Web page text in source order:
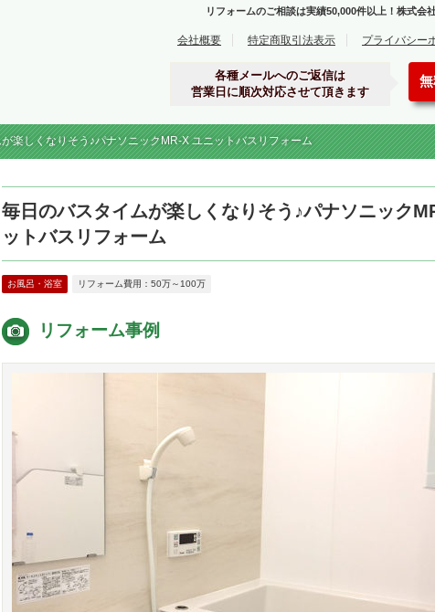
リフォームのご相談は実績50,000件以上！株式会
会社概要 特定商取引法表示 プライバシー
各種メールへのご返信は
営業日に順次対応させて頂きます
楽しくなりそう♪パナソニックMR-X ユニットバスリフォーム
毎日のバスタイムが楽しくなりそう♪パナソニック
ットバスリフォーム
お風呂・浴室 リフォーム費用：50万～100万
リフォーム事例